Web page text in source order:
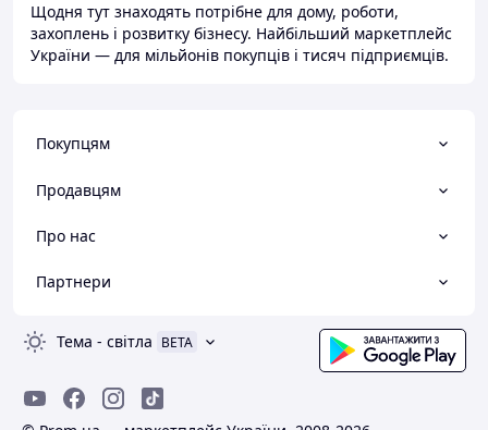
Щодня тут знаходять потрібне для дому, роботи,
захоплень і розвитку бізнесу. Найбільший маркетплейс
України — для мільйонів покупців і тисяч підприємців.
Покупцям
Продавцям
Про нас
Партнери
Тема - світла BETA